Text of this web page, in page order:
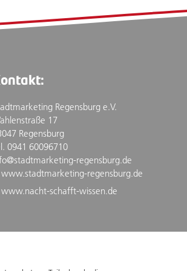
Regensburg e.V.
17
Regensburg
0941 60096710
regensburg.de
www.stadtmarketing-regensburg.de
www.nacht-schafft-wissen.de